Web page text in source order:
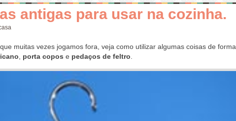
antigas para usar na cozinha.
muitas vezes jogamos fora, veja como utilizar algumas coisas de forma
porta coposepedaços de feltro